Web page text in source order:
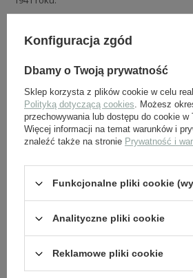
19,00 zł
brutto +
ZOBACZ WIĘCEJ
Orzeł wz. 37 na beret
czarne sukno - replika
Doskonała replika orzełka wz. 37 na
suknie.
Konfiguracja zgód
Dbamy o Twoją prywatność
Sklep korzysta z plików cookie w celu
Polityką dotyczącą cookies. Możesz
przechowywania lub dostępu do cookie w
Więcej informacji na temat warunków i
znaleźć także na stronie Prywatność i
Funkcjonalne pliki cookie
Analityczne pliki cookie
Reklamowe pliki cookie